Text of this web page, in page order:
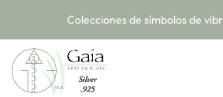
Colecciones de símbolos de